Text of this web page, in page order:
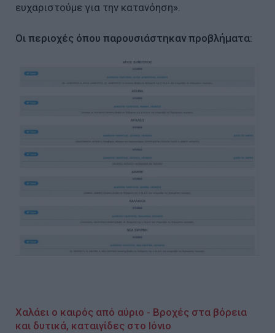
ευχαριστούμε για την κατανόηση».
Οι περιοχές όπου παρουσιάστηκαν προβλήματα:
Χαλάει ο καιρός από αύριο - Βροχές στα βόρεια
και δυτικά, καταιγίδες στο Ιόνιο